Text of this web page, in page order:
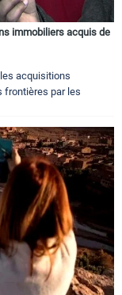
immobiliers acquis de
acquisitions
frontières par les